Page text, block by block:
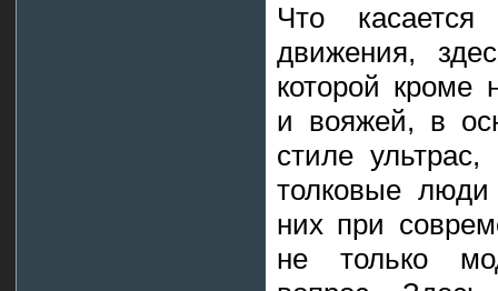
Что касается
движения,
которой кроме
и вояжей, в
стиле
толковые
них при
не только